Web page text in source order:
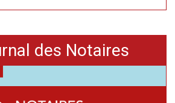
des Notaires